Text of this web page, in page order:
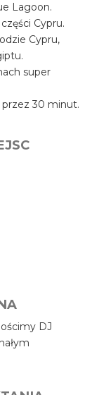
Lagoon.
Cypru.
Cypru,
super
przez 30 minut.
DJ